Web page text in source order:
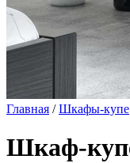
Главная /Шкафы-купе
Шкаф-